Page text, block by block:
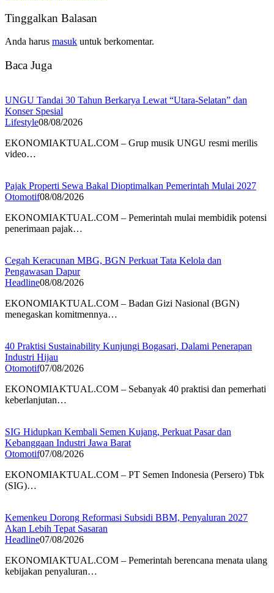
Tinggalkan Balasan
Anda harus masuk untuk berkomentar.
Baca Juga
UNGU Tandai 30 Tahun Berkarya Lewat “Utara-Selatan” dan
Konser Spesial
Lifestyle08/08/2026
EKONOMIAKTUAL.COM – Grup musik UNGU resmi merilis
video…
Pajak Properti Sewa Bakal Dioptimalkan Pemerintah Mulai 2027
Otomotif08/08/2026
EKONOMIAKTUAL.COM – Pemerintah mulai membidik potensi
penerimaan pajak…
Cegah Keracunan MBG, BGN Perkuat Tata Kelola dan
Pengawasan Dapur
Headline08/08/2026
EKONOMIAKTUAL.COM – Badan Gizi Nasional (BGN)
menegaskan komitmennya…
40 Praktisi Sustainability Kunjungi Bogasari, Dalami Penerapan
Industri Hijau
Otomotif07/08/2026
EKONOMIAKTUAL.COM – Sebanyak 40 praktisi dan pemerhati
keberlanjutan…
SIG Hidupkan Kembali Semen Kujang, Perkuat Pasar dan
Kebanggaan Industri Jawa Barat
Otomotif07/08/2026
EKONOMIAKTUAL.COM – PT Semen Indonesia (Persero) Tbk
(SIG)…
Kemenkeu Dorong Reformasi Subsidi BBM, Penyaluran 2027
Akan Lebih Tepat Sasaran
Headline07/08/2026
EKONOMIAKTUAL.COM – Pemerintah berencana menata ulang
kebijakan penyaluran…